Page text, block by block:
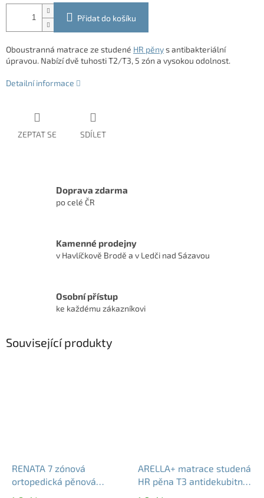
Přidat do košíku
Oboustranná matrace ze studené HR pěnys antibakteriální
úpravou. Nabízí dvě tuhosti T2/T3, 5 zón a vysokou odolnost.
Detailní informace
ZEPTAT SE SDÍLET
Doprava zdarma
po celé ČR
Kamenné prodejny
v Havlíčkově Brodě a v Ledči nad Sázavou
Osobní přístup
ke každému zákazníkovi
Související produkty
RENATA 7 zónová
ortopedická pěnová
ARELLA+ matrace studená
HR pěna T3 antidekubitní